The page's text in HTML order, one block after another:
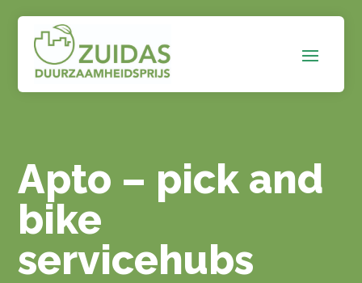
Apto – pick and
bike
servicehubs